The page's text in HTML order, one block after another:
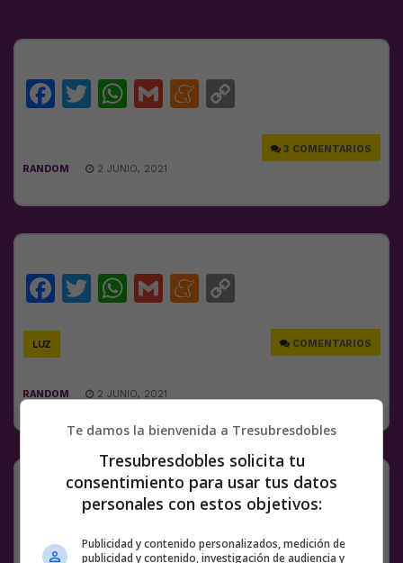
Facebook
Twitter
WhatsApp
GmailMeneame
3 COMENTARIOS
RANDOM
2 JUNIO, 2021
Facebook
Twitter
WhatsApp
GmailMeneame
LUZ COMENTARIOS
RANDOM 2 JUNIO, 2021
Facebook
Twitter
WhatsApp
Gmail
Meneame
Copy
Link
Te damos la bienvenida a Tresubresdobles
Tresubresdobles solicita tu
consentimiento para usar tus datos
personales con estos objetivos:
Publicidad y contenido personalizados, medición de
publicidad y contenido, investigación de audiencia y